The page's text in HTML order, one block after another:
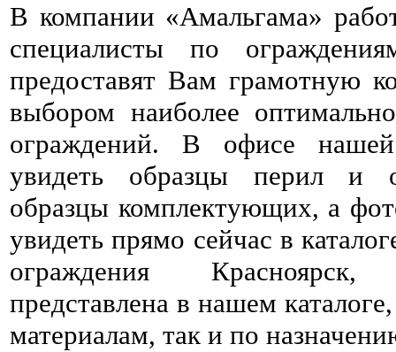
В компании «Амальгама»
специалисты по
предоставят Вам грамотную
выбором наиболее
ограждений. В офисе
увидеть образцы перил и
образцы комплектующих, а
увидеть прямо сейчас в
ограждения
представлена в нашем
материалам, так и по